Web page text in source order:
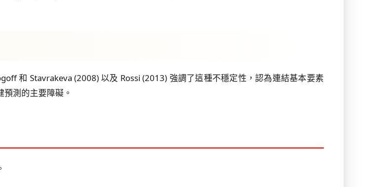
和 Stavrakeva (2008) 以及 Rossi (2013) 強調了這種不穩定性，認為連結基本要素
測的主要障礙。